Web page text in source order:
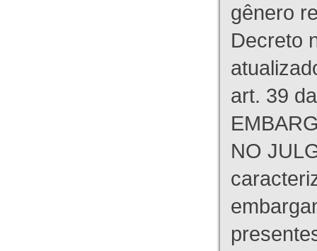
gênero
Decreto
art. 39
NO